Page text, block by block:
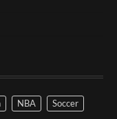
NBA Soccer